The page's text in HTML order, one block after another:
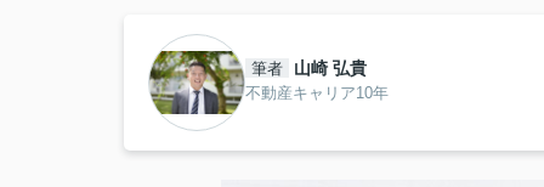
筆者 山崎 弘貴
不動産キャリア10年